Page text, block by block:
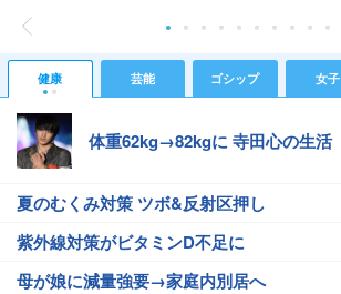
健康 芸能 ゴシップ 女子
体重62kg→82kgに 寺田心の生活
夏のむくみ対策 ツボ&反射区押し
紫外線対策がビタミンD不足に
母が娘に減量強要→家庭内別居へ